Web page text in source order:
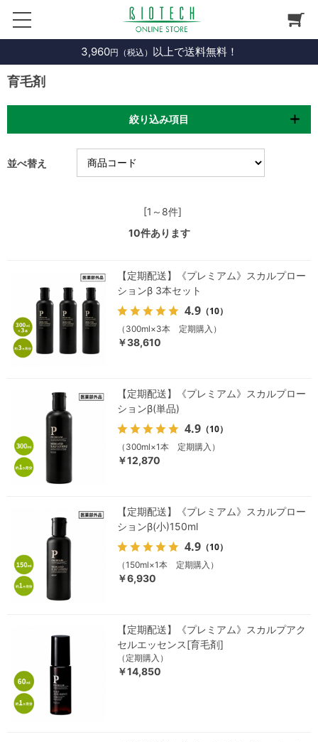
3,960円（税込） 以上で送料無料！
育毛剤
絞り込み項目
並べ替え
[1～8件]
10件あります
【定期配送】《プレミアム》スカルプロー
ションβ 3本セット
4.9 （10）
（300ml×3本 定期購入）
￥38,610
【定期配送】《プレミアム》スカルプロー
ションβ(単品)
4.9 （10）
（300ml×1本 定期購入）
￥12,870
【定期配送】《プレミアム》スカルプロー
ションβ(小)150ml
4.9 （10）
（150ml×1本 定期購入）
￥6,930
【定期配送】《プレミアム》スカルプアク
セルエッセンス[育毛剤]
（定期購入）
￥14,850